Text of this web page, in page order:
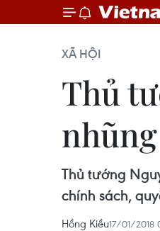
XÃ HỘI
Thủ
Thủ tướng
chính sách,
Hồng Kiều17/01/2018